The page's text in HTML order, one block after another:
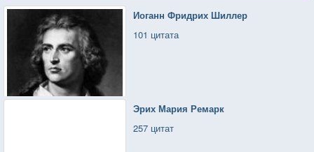
Иоганн Фридрих Шиллер
101 цитата
Эрих Мария Ремарк
257 цитат